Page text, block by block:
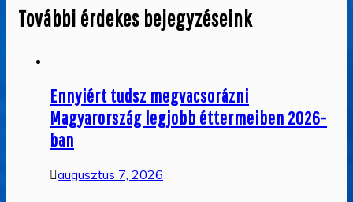
További érdekes bejegyzéseink
Ennyiért tudsz megvacsorázni
Magyarország legjobb éttermeiben 2026-
ban
augusztus 7, 2026